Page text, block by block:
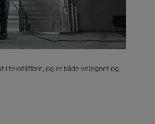
i tekstilfibre, og er både velegnet og